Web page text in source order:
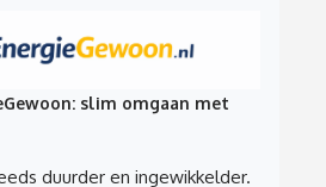
slim omgaan met
duurder en ingewikkelder.